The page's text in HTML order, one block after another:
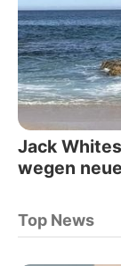
Jack
wegen
Top News